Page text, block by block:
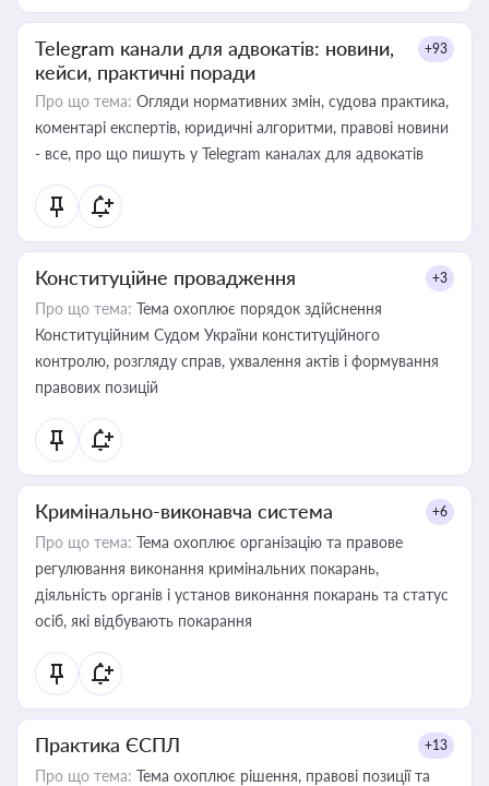
Telegram канали для адвокатів: новини,
кейси, практичні поради
+93
Про що тема: Огляди нормативних змін, судова практика,
коментарі експертів, юридичні алгоритми, правові новини
- все, про що пишуть у Telegram каналах для адвокатів
Конституційне провадження +3
Про що тема: Тема охоплює порядок здійснення
Конституційним Судом України конституційного
контролю, розгляду справ, ухвалення актів і формування
правових позицій
Кримінально-виконавча система +6
Про що тема: Тема охоплює організацію та правове
регулювання виконання кримінальних покарань,
діяльність органів і установ виконання покарань та статус
осіб, які відбувають покарання
Практика ЄСПЛ +13
Про що тема: Тема охоплює рішення, правові позиції та